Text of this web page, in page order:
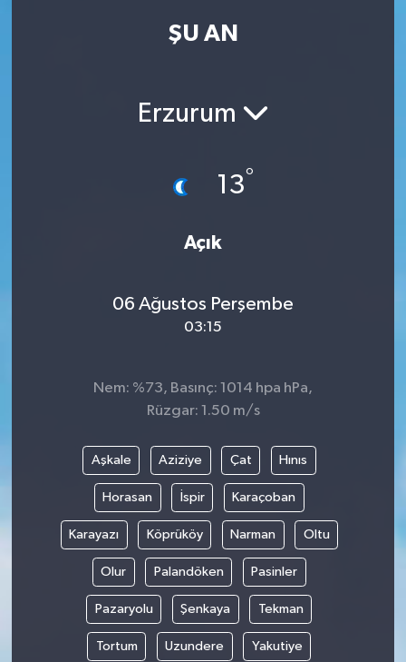
ŞU AN
Erzurum
13°
Açık
06 Ağustos Perşembe
03:15
Nem: %73, Basınç: 1014 hpa hPa,
Rüzgar: 1.50 m/s
Aşkale Aziziye Çat Hınıs
Horasan İspir Karaçoban
Karayazı Köprüköy Narman Oltu
Olur Palandöken Pasinler
Pazaryolu Şenkaya Tekman
Tortum Uzundere Yakutiye